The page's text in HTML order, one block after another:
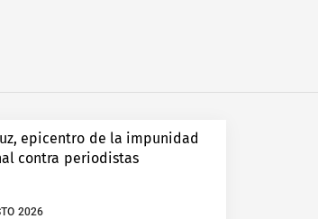
epicentro de la impunidad
contra periodistas
2026